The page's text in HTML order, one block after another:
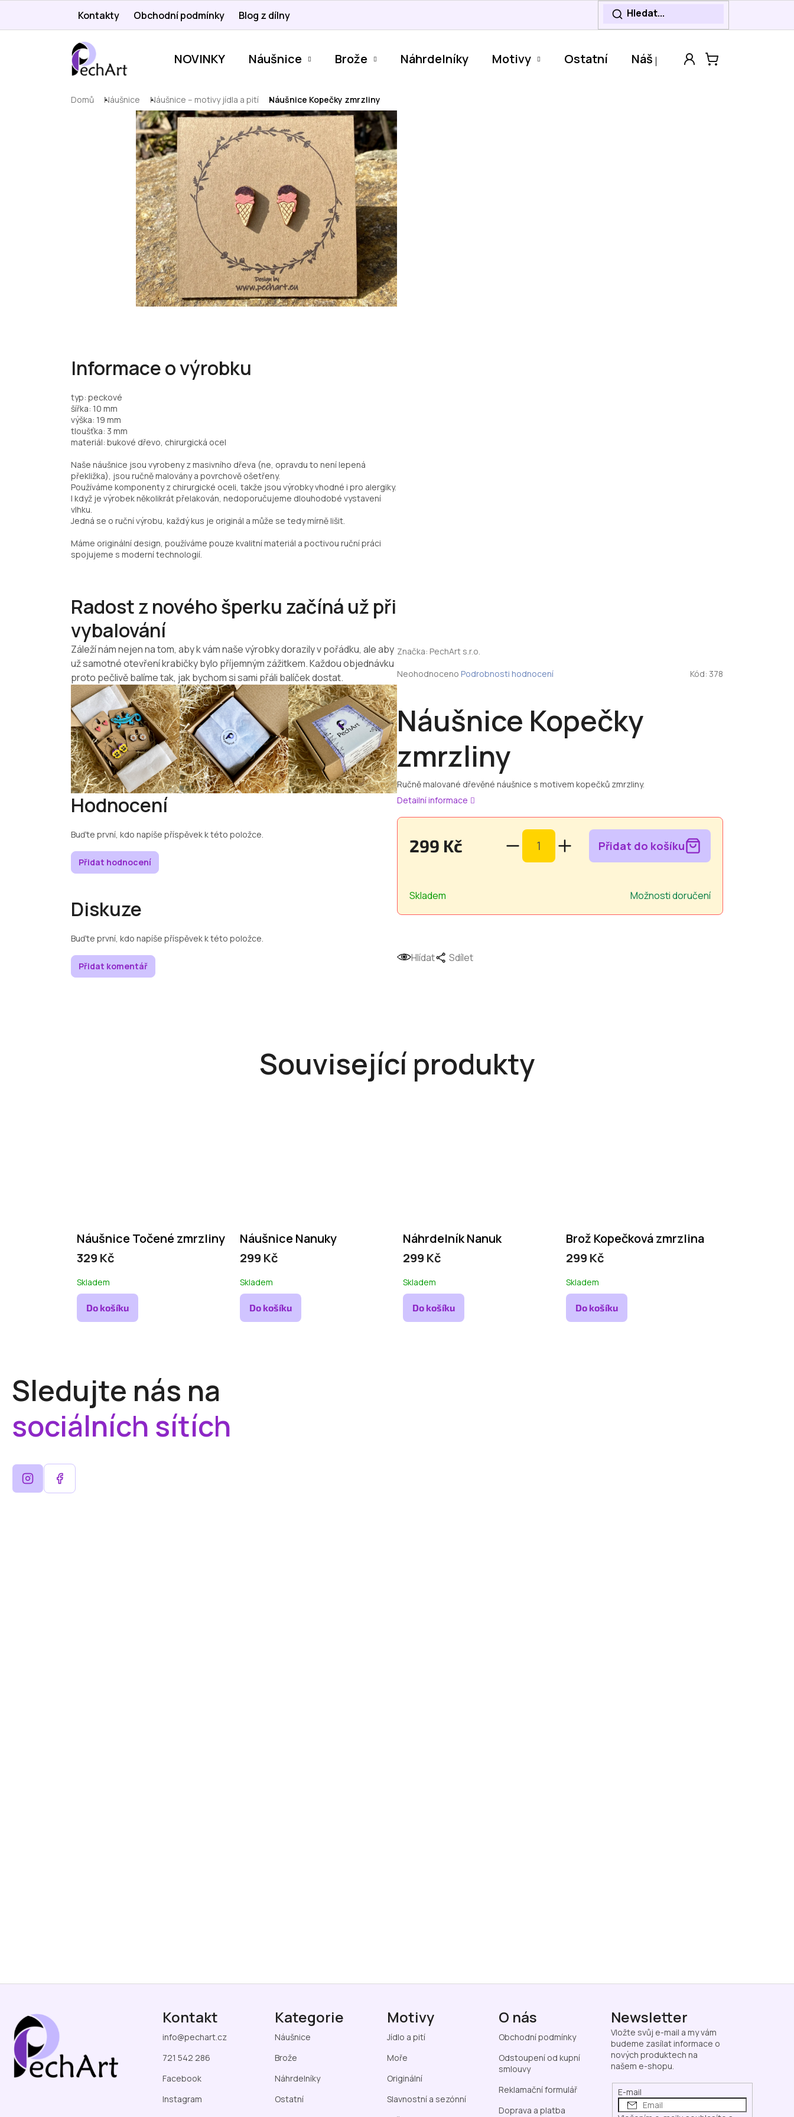
obsah
Kontakty Obchodní podmínky Blog z dílny
NOVINKY Náušnice Brože Náhrdelníky Motivy Ostatní Náš příběh
Domů Náušnice Náušnice – motivy jídla a pití Náušnice Kopečky zmrzliny
Informace o výrobku
typ: peckové
šířka: 10 mm
výška: 19 mm
tloušťka: 3 mm
materiál: bukové dřevo, chirurgická ocel
Naše náušnice jsou vyrobeny z masivního dřeva (ne, opravdu to není lepená
překližka), jsou ručně malovány a povrchově ošetřeny.
Používáme komponenty z chirurgické oceli, takže jsou výrobky vhodné i pro alergiky.
I když je výrobek několikrát přelakován, nedoporučujeme dlouhodobé vystavení
vlhku.
Jedná se o ruční výrobu, každý kus je originál a může se tedy mírně lišit.
Máme originální design, používáme pouze kvalitní materiál a poctivou ruční práci
spojujeme s moderní technologií.
Hodnocení
Buďte první, kdo napíše příspěvek k této položce.
Přidat hodnocení
Diskuze
Buďte první, kdo napíše příspěvek k této položce.
Přidat komentář
Radost z nového šperku začíná už při
vybalování
Záleží nám nejen na tom, aby k vám naše výrobky dorazily v pořádku, ale aby
už samotné otevření krabičky bylo příjemným zážitkem. Každou objednávku
proto pečlivě balíme tak, jak bychom si sami přáli balíček dostat.
Značka: PechArt s.r.o.
Náušnice Kopečky
zmrzliny
Ručně malované dřevěné náušnice s motivem kopečků zmrzliny.
Detailní informace
Hlídat Sdílet
299 Kč Přidat do košíku
Skladem Možnosti doručení
Průměrné
hodnocení
produktu
je
0,0
z
5
hvězdiček.
Neohodnoceno Podrobnosti hodnocení Kód: 378
Související produkty
Náušnice Točené zmrzliny
329 Kč
Skladem
Do košíku
Náušnice Nanuky
299 Kč
Skladem
Do košíku
Náhrdelník Nanuk
299 Kč
Skladem
Do košíku
Brož Kopečková zmrzlina
299 Kč
Skladem
Do košíku
Sledujte nás na
sociálních sítích
Kontakt
info@pechart.cz
721 542 286
Facebook
Instagram
Kategorie
Náušnice
Brože
Náhrdelníky
Ostatní
Motivy
Jídlo a pití
Moře
Originální
Slavnostní a sezónní
O nás
Obchodní podmínky
Odstoupení od kupní
smlouvy
Reklamační formulář
Doprava a platba
Newsletter
Vložte svůj e-mail a my vám
budeme zasílat informace o
nových produktech na
našem e-shopu.
E-mail